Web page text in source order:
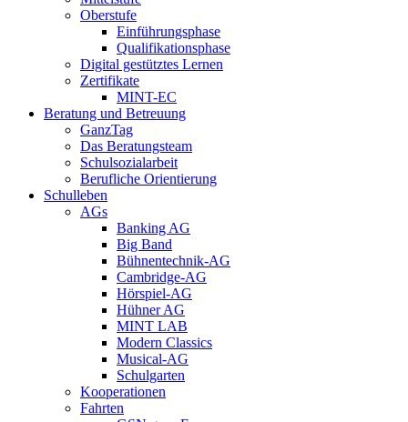
Oberstufe
Einführungsphase
Qualifikationsphase
Digital gestütztes Lernen
Zertifikate
MINT-EC
Beratung und Betreuung
GanzTag
Das Beratungsteam
Schulsozialarbeit
Berufliche Orientierung
Schulleben
AGs
Banking AG
Big Band
Bühnentechnik-AG
Cambridge-AG
Hörspiel-AG
Hühner AG
MINT LAB
Modern Classics
Musical-AG
Schulgarten
Kooperationen
Fahrten